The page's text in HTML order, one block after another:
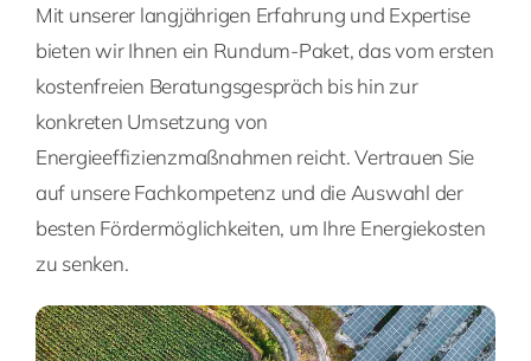
Mit unserer langjährigen Erfahrung und Expertise
bieten wir Ihnen ein Rundum-Paket, das vom ersten
kostenfreien Beratungsgespräch bis hin zur
konkreten Umsetzung von
Energieeffizienzmaßnahmen reicht. Vertrauen Sie
auf unsere Fachkompetenz und die Auswahl der
besten Fördermöglichkeiten, um Ihre Energiekosten
zu senken.